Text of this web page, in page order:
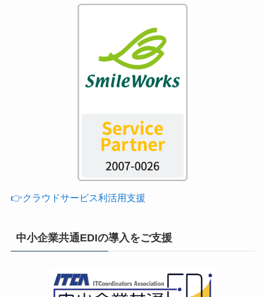
👉クラウドサービス利活用支援
中小企業共通EDIの導入をご支援